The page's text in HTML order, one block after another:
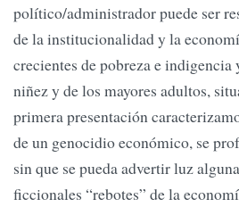
político/administrador puede ser
de la institucionalidad y la
crecientes de pobreza e
niñez y de los mayores adultos,
primera presentación
de un genocidio económico, se
sin que se pueda advertir luz
ficcionales “rebotes” de la